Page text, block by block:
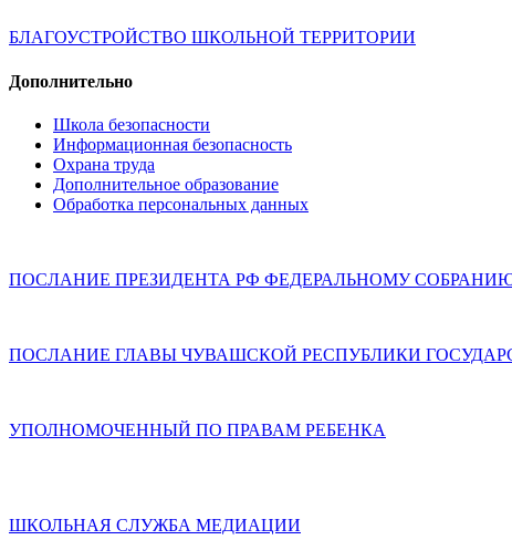
БЛАГОУСТРОЙСТВО ШКОЛЬНОЙ ТЕРРИТОРИИ
Дополнительно
Школа безопасности
Информационная безопасность
Охрана труда
Дополнительное образование
Обработка персональных данных
ПОСЛАНИЕ ПРЕЗИДЕНТА РФ ФЕДЕРАЛЬНОМУ
ПОСЛАНИЕ ГЛАВЫ ЧУВАШСКОЙ РЕСПУБЛИКИ
УПОЛНОМОЧЕННЫЙ ПО ПРАВАМ РЕБЕНКА
ШКОЛЬНАЯ СЛУЖБА МЕДИАЦИИ